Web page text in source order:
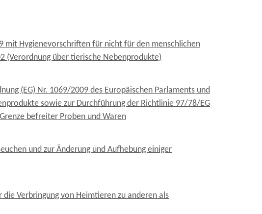
mit Hygienevorschriften für nicht für den menschlichen
(Verordnung über tierische Nebenprodukte)
(EG) Nr. 1069/2009 des Europäischen Parlaments und
sowie zur Durchführung der Richtlinie 97/78/EG
befreiter Proben und Waren
und zur Änderung und Aufhebung einiger
Verbringung von Heimtieren zu anderen als